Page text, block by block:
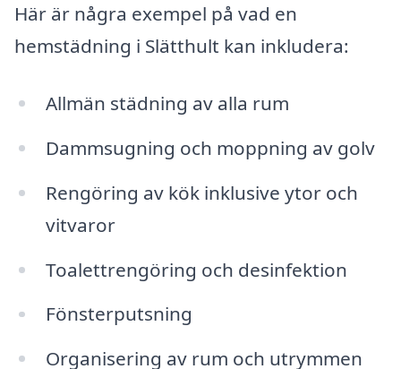
Här är några exempel på vad en
hemstädning i Slätthult kan inkludera:
Allmän städning av alla rum
Dammsugning och moppning av golv
Rengöring av kök inklusive ytor och
vitvaror
Toalettrengöring och desinfektion
Fönsterputsning
Organisering av rum och utrymmen